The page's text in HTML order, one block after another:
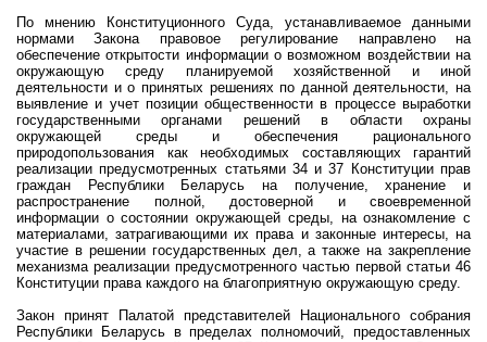
По мнению Конституционного Суда, устанавливаемое данными
нормами Закона правовое регулирование направлено на
обеспечение открытости информации о возможном воздействии на
окружающую среду планируемой хозяйственной и иной
деятельности и о принятых решениях по данной деятельности, на
выявление и учет позиции общественности в процессе выработки
государственными органами решений в области охраны
окружающей среды и обеспечения рационального
природопользования как необходимых составляющих гарантий
реализации предусмотренных статьями 34 и 37 Конституции прав
граждан Республики Беларусь на получение, хранение и
распространение полной, достоверной и своевременной
информации о состоянии окружающей среды, на ознакомление с
материалами, затрагивающими их права и законные интересы, на
участие в решении государственных дел, а также на закрепление
механизма реализации предусмотренного частью первой статьи 46
Конституции права каждого на благоприятную окружающую среду.
Закон принят Палатой представителей Национального собрания
Республики Беларусь в пределах полномочий, предоставленных